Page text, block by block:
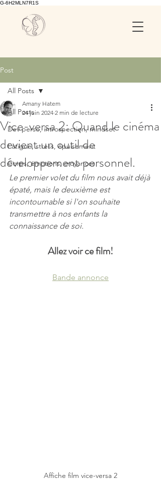
G-6H2MLN7R1S
Post
All Posts
Dev perso, introspection, mindset
Fatigue, stress, épuisement
Corps, émotions, croyances
All Posts
Vice-versa 2: Quand le cinéma
devient un outil de
développement personnel.
Amany Hatem
24 juin 2024 2 min de lecture
Le premier volet du film nous avait déjà
épaté, mais le deuxième est
incontournable si l'on souhaite
transmettre à nos enfants la
connaissance de soi.
Allez voir ce film!
Bande annonce
Affiche film vice-versa 2